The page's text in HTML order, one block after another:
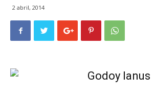
2 abril, 2014